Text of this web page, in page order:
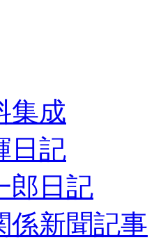
集成
日記
郎日記
係新聞記事